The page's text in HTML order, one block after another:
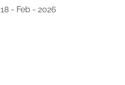
18 - Feb - 2026